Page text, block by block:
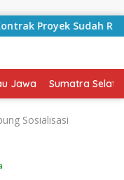
Sudah Rampung
Jawa Sumatra
Sosialisasi